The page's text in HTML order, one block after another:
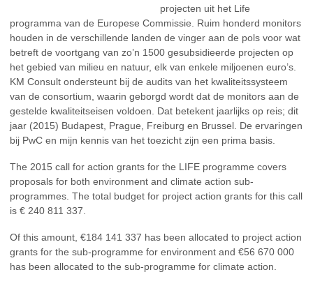
projecten uit het Life
programma van de Europese Commissie. Ruim honderd monitors
houden in de verschillende landen de vinger aan de pols voor wat
betreft de voortgang van zo’n 1500 gesubsidieerde projecten op
het gebied van milieu en natuur, elk van enkele miljoenen euro’s.
KM Consult ondersteunt bij de audits van het kwaliteitssysteem
van de consortium, waarin geborgd wordt dat de monitors aan de
gestelde kwaliteitseisen voldoen. Dat betekent jaarlijks op reis; dit
jaar (2015) Budapest, Prague, Freiburg en Brussel. De ervaringen
bij PwC en mijn kennis van het toezicht zijn een prima basis.
The 2015 call for action grants for the LIFE programme covers
proposals for both environment and climate action sub-
programmes. The total budget for project action grants for this call
is € 240 811 337.
Of this amount, €184 141 337 has been allocated to project action
grants for the sub-programme for environment and €56 670 000
has been allocated to the sub-programme for climate action.